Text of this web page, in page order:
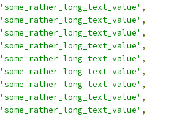
'some_rather_long_text_value' ,
'some_rather_long_text_value' ,
'some_rather_long_text_value' ,
'some_rather_long_text_value' ,
'some_rather_long_text_value' ,
'some_rather_long_text_value' ,
'some_rather_long_text_value' ,
'some_rather_long_text_value' ,
'some_rather_long_text_value' ,